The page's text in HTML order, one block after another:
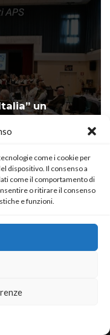
come i cookie per
dispositivo. Il consenso a
come il comportamento di
o ritirare il consenso
e funzioni.
un